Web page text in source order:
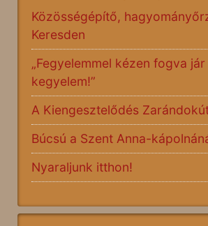
Közösségépítő,
Keresden
„Fegyelemmel kézen fogva jár
kegyelem!”
A Kiengesztelődés
Búcsú a Szent Anna-
Nyaraljunk itthon!